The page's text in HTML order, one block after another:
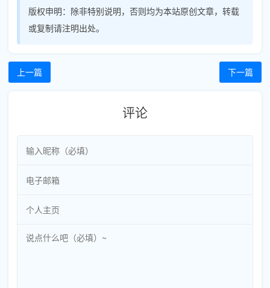
版权申明： 除非特别说明，否则均为本站原创文章，转载
或复制请注明出处。
上一篇 下一篇
评论